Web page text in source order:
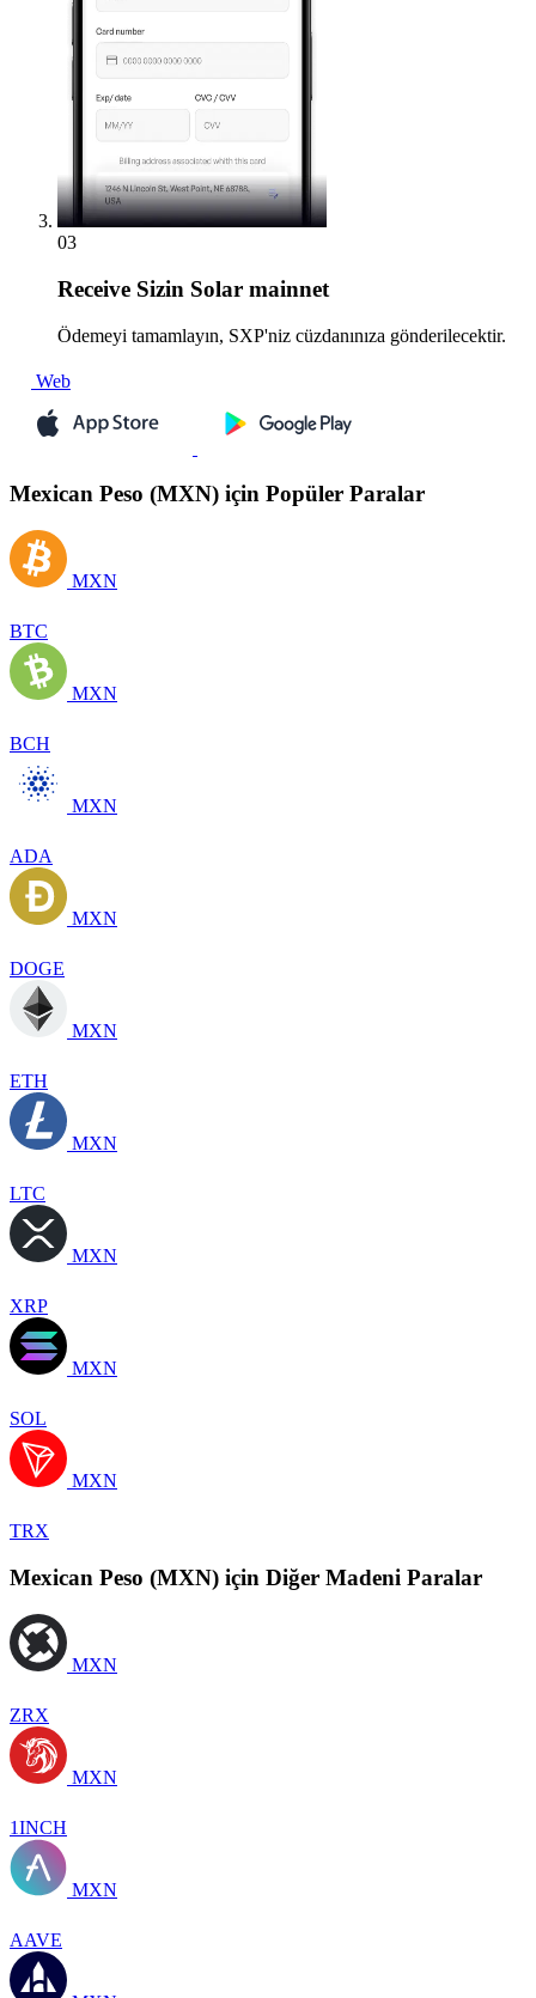
03
Receive Sizin Solar mainnet
Ödemeyi tamamlayın, SXP'niz cüzdanınıza gönderilecektir.
Web
Mexican Peso (MXN) için Popüler Paralar
MXN
BTC
MXN
BCH
MXN
ADA
MXN
DOGE
MXN
ETH
MXN
LTC
MXN
XRP
MXN
SOL
MXN
TRX
Mexican Peso (MXN) için Diğer Madeni Paralar
MXN
ZRX
MXN
1INCH
MXN
AAVE